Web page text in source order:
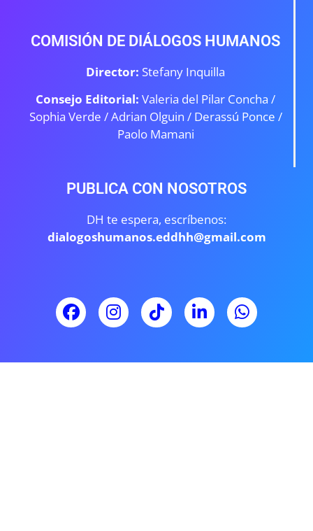
COMISIÓN DE DIÁLOGOS HUMANOS
Director: Stefany Inquilla
Consejo Editorial: Valeria del Pilar Concha /
Sophia Verde /Adrian Olguin / Derassú Ponce /
Paolo Mamani
PUBLICA CON NOSOTROS
DH te espera, escríbenos:
dialogoshumanos.eddhh@gmail.com